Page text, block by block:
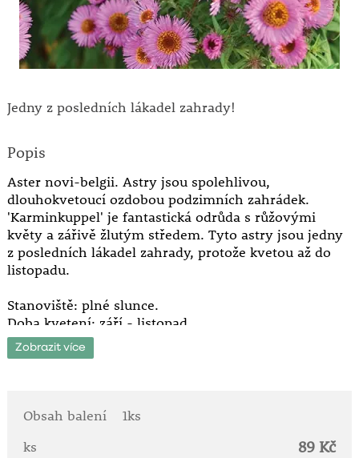
Jedny z posledních lákadel zahrady!
Popis
Aster novi-belgii. Astry jsou spolehlivou,
dlouhokvetoucí ozdobou podzimních zahrádek.
'Karminkuppel' je fantastická odrůda s růžovými
květy a zářivě žlutým středem. Tyto astry jsou jedny
z posledních lákadel zahrady, protože kvetou až do
listopadu.
Stanoviště: plné slunce.
Doba kvetení: září - listopad.
Výška: asi 60 cm.
Vhodné k řezu.
Zobrazit více
Obsah balení
1ks
ks
89 Kč